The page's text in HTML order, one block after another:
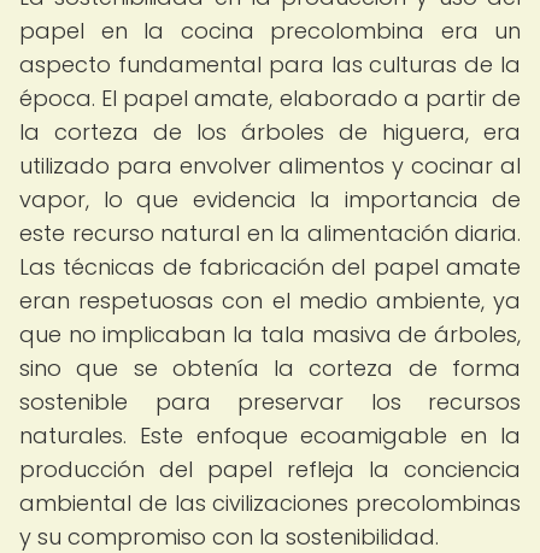
papel en la cocina precolombina era un
aspecto fundamental para las culturas de la
época. El papel amate, elaborado a partir de
la corteza de los árboles de higuera, era
utilizado para envolver alimentos y cocinar al
vapor, lo que evidencia la importancia de
este recurso natural en la alimentación diaria.
Las técnicas de fabricación del papel amate
eran respetuosas con el medio ambiente, ya
que no implicaban la tala masiva de árboles,
sino que se obtenía la corteza de forma
sostenible para preservar los recursos
naturales. Este enfoque ecoamigable en la
producción del papel refleja la conciencia
ambiental de las civilizaciones precolombinas
y su compromiso con la sostenibilidad.